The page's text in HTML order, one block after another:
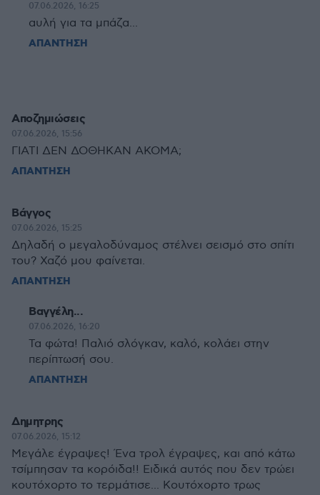
07.06.2026, 16:25
αυλή για τα μπάζα...
ΑΠΑΝΤΗΣΗ
Αποζημιώσεις
07.06.2026, 15:56
ΓΙΑΤΙ ΔΕΝ ΔΟΘΗΚΑΝ ΑΚΟΜΑ;
ΑΠΑΝΤΗΣΗ
Βάγγος
07.06.2026, 15:25
Δηλαδή ο μεγαλοδύναμος στέλνει σεισμό στο σπίτι
του? Χαζό μου φαίνεται.
ΑΠΑΝΤΗΣΗ
Βαγγέλη...
07.06.2026, 16:20
Τα φώτα! Παλιό σλόγκαν, καλό, κολάει στην
περίπτωσή σου.
ΑΠΑΝΤΗΣΗ
Δημητρης
07.06.2026, 15:12
Μεγάλε έγραψες! Ένα τρολ έγραψες, και από κάτω
τσίμπησαν τα κορόιδα!! Ειδικά αυτός που δεν τρώει
κουτόχορτο το τερμάτισε... Κουτόχορτο τρως